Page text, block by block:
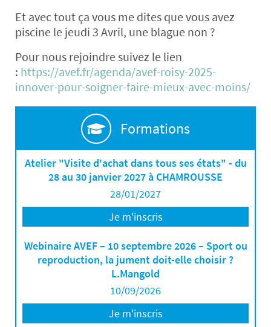
Et avec tout ça vous me dites que vous avez
piscine le jeudi 3 Avril, une blague non ?
Pour nous rejoindre suivez le lien
: https://avef.fr/agenda/avef-roisy-2025-
innover-pour-soigner-faire-mieux-avec-moins/
Formations
Atelier "Visite d'achat dans tous ses états" - du
28 au 30 janvier 2027 à CHAMROUSSE
28/01/2027
Je m'inscris
Webinaire AVEF – 10 septembre 2026 – Sport ou
reproduction, la jument doit-elle choisir ?
L.Mangold
10/09/2026
Je m'inscris